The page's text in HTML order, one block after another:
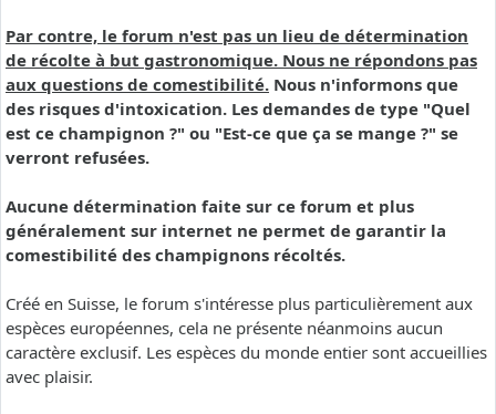
Par contre, le forum n'est pas un lieu de détermination
de récolte à but gastronomique. Nous ne répondons pas
aux questions de comestibilité. Nous n'informons que
des risques d'intoxication. Les demandes de type "Quel
est ce champignon ?" ou "Est-ce que ça se mange ?" se
verront refusées.
Aucune détermination faite sur ce forum et plus
généralement sur internet ne permet de garantir la
comestibilité des champignons récoltés.
Créé en Suisse, le forum s'intéresse plus particulièrement aux
espèces européennes, cela ne présente néanmoins aucun
caractère exclusif. Les espèces du monde entier sont accueillies
avec plaisir.